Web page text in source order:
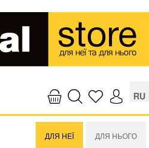
RU
ДЛЯ НЕЇ ДЛЯ НЬОГО